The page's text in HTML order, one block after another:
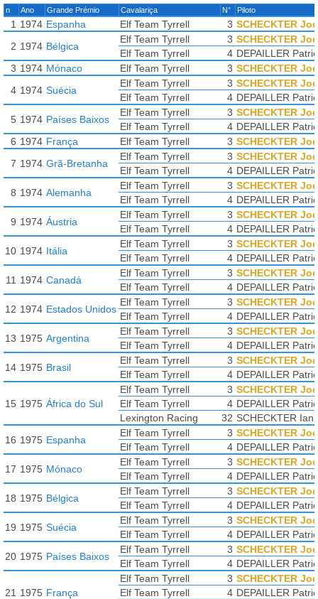
n Ano Grande Prémio Cavalariça N° Piloto
1 1974 Espanha Elf Team Tyrrell 3 SCHECKTER
2 1974 Bélgica
Elf Team Tyrrell 3 SCHECKTER
Elf Team Tyrrell
4 DEPAILLER
3 1974 Mónaco Elf Team Tyrrell 3 SCHECKTER
4 1974 Suécia
Elf Team Tyrrell 3 SCHECKTER
Elf Team Tyrrell
4 DEPAILLER
5 1974 Países Baixos
Elf Team Tyrrell 3 SCHECKTER
Elf Team Tyrrell
4 DEPAILLER
6 1974 França Elf Team Tyrrell 3 SCHECKTER
7 1974 Grã-Bretanha
Elf Team Tyrrell 3 SCHECKTER
Elf Team Tyrrell
4 DEPAILLER
8 1974 Alemanha
Elf Team Tyrrell 3 SCHECKTER
Elf Team Tyrrell
4 DEPAILLER
9 1974 Áustria
Elf Team Tyrrell 3 SCHECKTER
Elf Team Tyrrell
4 DEPAILLER
10 1974 Itália
Elf Team Tyrrell 3 SCHECKTER
Elf Team Tyrrell
4 DEPAILLER
11 1974 Canadá
Elf Team Tyrrell 3 SCHECKTER
Elf Team Tyrrell
4 DEPAILLER
12 1974 Estados Unidos
Elf Team Tyrrell 3 SCHECKTER
Elf Team Tyrrell
4 DEPAILLER
13 1975 Argentina
Elf Team Tyrrell 3 SCHECKTER
Elf Team Tyrrell
4 DEPAILLER
14 1975 Brasil
Elf Team Tyrrell 3 SCHECKTER
Elf Team Tyrrell
4 DEPAILLER
15 1975 África do Sul
Elf Team Tyrrell 3 SCHECKTER
Elf Team Tyrrell
4 DEPAILLER
Lexington Racing
32 SCHECKTER Ian
16 1975 Espanha
Elf Team Tyrrell 3 SCHECKTER
Elf Team Tyrrell
4 DEPAILLER
17 1975 Mónaco
Elf Team Tyrrell 3 SCHECKTER
Elf Team Tyrrell
4 DEPAILLER
18 1975 Bélgica
Elf Team Tyrrell 3 SCHECKTER
Elf Team Tyrrell
4 DEPAILLER
19 1975 Suécia
Elf Team Tyrrell 3 SCHECKTER
Elf Team Tyrrell
4 DEPAILLER
20 1975 Países Baixos
Elf Team Tyrrell 3 SCHECKTER
Elf Team Tyrrell
4 DEPAILLER
21 1975 França
Elf Team Tyrrell 3 SCHECKTER
Elf Team Tyrrell
4 DEPAILLER